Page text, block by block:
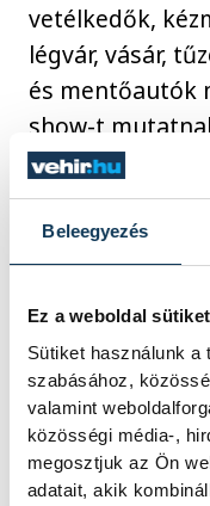
Beleegyezés
Ez a weboldal
Sütiket használunk
szabásához,
valamint
közösségi média-,
megosztjuk az Ön
adatait, akik
vetélkedők,
légvár, vásár,
és mentőautók
show-t
tűzzel, vízzel és
17:15-től a Foot
Line, Ezerarcú,
Nyugdíjasklub,
mutatkoznak
Beás Együttes
kultúra